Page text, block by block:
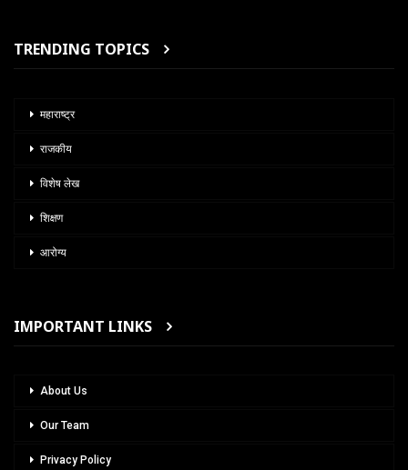
TRENDING TOPICS
महाराष्ट्र
राजकीय
विशेष लेख
शिक्षण
आरोग्य
IMPORTANT LINKS
About Us
Our Team
Privacy Policy